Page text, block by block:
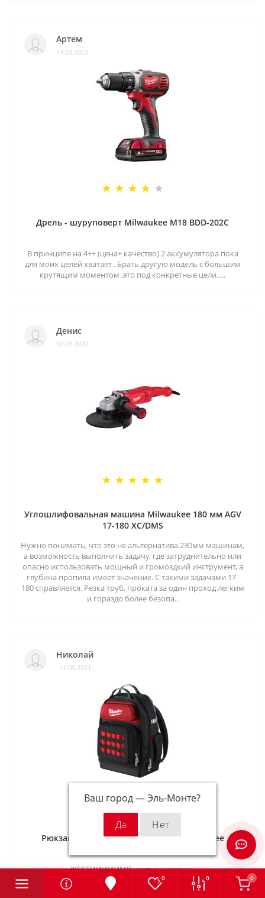
Ваш город —Эль-Монте?
0 0 0
Артем
14.03.2022
Дрель - шуруповерт Milwaukee M18 BDD-202C
В принципе на 4++ (цена+ качество) 2 аккумулятора пока
для моих целей хватает . Брать другую модель с большим
крутящим моментом ,это под конкретные цели.....
Денис
02.03.2022
Углошлифовальная машина Milwaukee 180 мм AGV
17-180 XC/DMS
Нужно понимать, что это не альтернатива 230мм машинам,
а возможность выполнить задачу, где затруднительно или
опасно использовать мощный и громоздкий инструмент, а
глубина пропила имеет значение. С такими задачами 17-
180 справляется. Резка труб, проката за один проход легким
и гораздо более безопа..
Николай
11.09.2021
Рюкзак большой с жестим дном Milwaukee
ЖЕСТИИИИИМ!!! жестим жестим..